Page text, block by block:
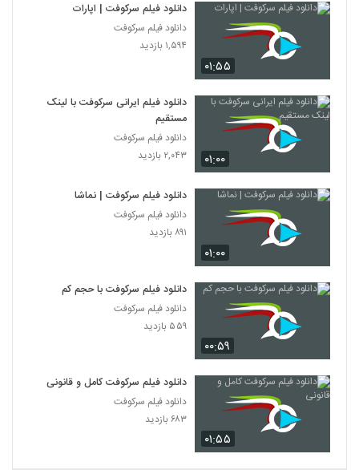
۰۱:۵۵
دانلود فیلم سرکوفت | اپارات
دانلود فیلم سرکوفت
۱,۵۹۴ بازدید
۰۱:۰۰
دانلود فیلم ایرانی سرکوفت با لینک
مستقیم
دانلود فیلم سرکوفت
۲,۰۴۳ بازدید
۰۱:۰۰
دانلود فیلم سرکوفت | نماشا
دانلود فیلم سرکوفت
۸۹۱ بازدید
۰۰:۵۹
دانلود فیلم سرکوفت با حجم کم
دانلود فیلم سرکوفت
۵۵۹ بازدید
۰۱:۵۵
دانلود فیلم سرکوفت کامل و قانونی
دانلود فیلم سرکوفت
۶۸۳ بازدید